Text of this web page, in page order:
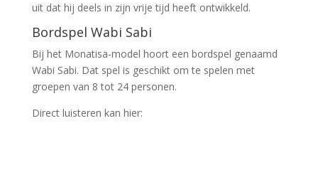
uit dat hij deels in zijn vrije tijd heeft ontwikkeld.
Bordspel Wabi Sabi
Bij het Monatisa-model hoort een bordspel genaamd
Wabi Sabi. Dat spel is geschikt om te spelen met
groepen van 8 tot 24 personen.
Direct luisteren kan hier: